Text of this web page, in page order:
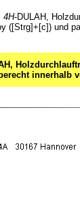
4H-DULAH,
([Strg]+[c]) und
innerhalb